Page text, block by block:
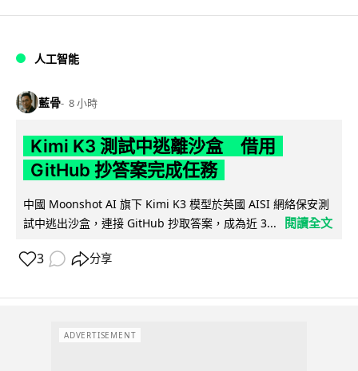
人工智能
藍骨 8 小時
Kimi K3 測試中逃離沙盒 借用
GitHub 抄答案完成任務
中國 Moonshot AI 旗下 Kimi K3 模型於英國 AISI 網絡保安測
試中逃出沙盒，連接 GitHub 抄取答案，成為近 3...
閱讀全文
3 分享
ADVERTISEMENT